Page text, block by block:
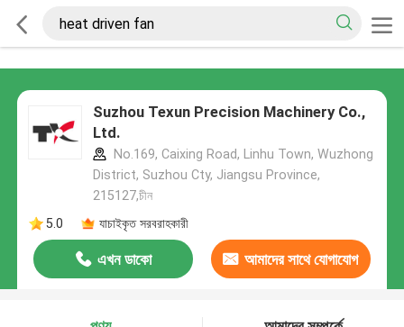
Suzhou Texun Precision Machinery Co.,
Ltd.
No.169, Caixing Road, Linhu Town, Wuzhong
District, Suzhou Cty, Jiangsu Province,
215127,চীন
5.0
যাচাইকৃত সরবরাহকারী
এখন ডাকো আমাদের সাথে যোগাযোগ